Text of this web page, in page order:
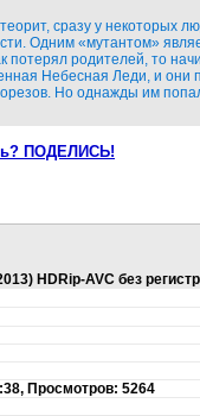
сразу у некоторых
Одним «мутантом»
потерял родителей, то
Небесная Леди, и они
Но однажды им
ПОДЕЛИСЬ!
HDRip-AVC без
, Просмотров: 5264